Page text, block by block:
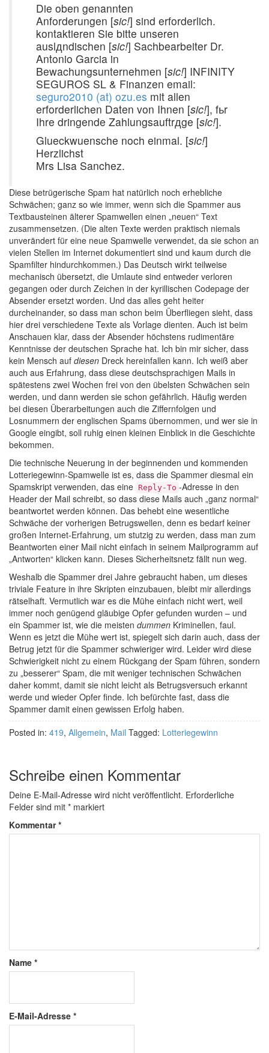
Die oben genannten
Anforderungen [sic!] sind erforderlich.
kontaktieren Sie bitte unseren
auslдndischen [sic!] Sachbearbeiter Dr.
Antonio Garcia in
Bewachungsunternehmen [sic!] INFINITY
SEGUROS SL & Finanzen email:
seguro2010 (at) ozu.es mit allen
erforderlichen Daten von Ihnen [sic!], fьr
Ihre dringende Zahlungsauftrдge [sic!].
Glueckwuensche noch einmal. [sic!]
Herzlichst
Mrs Lisa Sanchez.
Diese betrügerische Spam hat natürlich noch erhebliche
Schwächen; ganz so wie immer, wenn sich die Spammer aus
Textbausteinen älterer Spamwellen einen „neuen“ Text
zusammensetzen. (Die alten Texte werden praktisch niemals
unverändert für eine neue Spamwelle verwendet, da sie schon an
vielen Stellen im Internet dokumentiert sind und kaum durch die
Spamfilter hindurchkommen.) Das Deutsch wirkt teilweise
mechanisch übersetzt, die Umlaute sind entweder verloren
gegangen oder durch Zeichen in der kyrillischen Codepage der
Absender ersetzt worden. Und das alles geht heiter
durcheinander, so dass man schon beim Überfliegen sieht, dass
hier drei verschiedene Texte als Vorlage dienten. Auch ist beim
Anschauen klar, dass der Absender höchstens rudimentäre
Kenntnisse der deutschen Sprache hat. Ich bin mir sicher, dass
kein Mensch auf diesen Dreck hereinfallen kann. Ich weiß aber
auch aus Erfahrung, dass diese deutschsprachigen Mails in
spätestens zwei Wochen frei von den übelsten Schwächen sein
werden, und dann werden sie schon gefährlich. Häufig werden
bei diesen Überarbeitungen auch die Ziffernfolgen und
Losnummern der englischen Spams übernommen, und wer sie in
Google eingibt, soll ruhig einen kleinen Einblick in die Geschichte
bekommen.
Die technische Neuerung in der beginnenden und kommenden
Lotteriegewinn-Spamwelle ist es, dass die Spammer diesmal ein
Spamskript verwenden, das eine Reply-To -Adresse in den
Header der Mail schreibt, so dass diese Mails auch „ganz normal“
beantwortet werden können. Das behebt eine wesentliche
Schwäche der vorherigen Betrugswellen, denn es bedarf keiner
großen Internet-Erfahrung, um stutzig zu werden, dass man zum
Beantworten einer Mail nicht einfach in seinem Mailprogramm auf
„Antworten“ klicken kann. Dieses Sicherheitsnetz fällt nun weg.
Weshalb die Spammer drei Jahre gebraucht haben, um dieses
triviale Feature in ihre Skripten einzubauen, bleibt mir allerdings
rätselhaft. Vermutlich war es die Mühe einfach nicht wert, weil
immer noch genügend gläubige Opfer gefunden wurden – und
ein Spammer ist, wie die meisten dummen Kriminellen, faul.
Wenn es jetzt die Mühe wert ist, spiegelt sich darin auch, dass der
Betrug jetzt für die Spammer schwieriger wird. Leider wird diese
Schwierigkeit nicht zu einem Rückgang der Spam führen, sondern
zu „besserer“ Spam, die mit weniger technischen Schwächen
daher kommt, damit sie nicht leicht als Betrugsversuch erkannt
werde und wieder Opfer finde. Ich befürchte fast, dass die
Spammer damit einen gewissen Erfolg haben.
Posted in: 419, Allgemein, Mail Tagged: Lotteriegewinn
Schreibe einen Kommentar
Deine E-Mail-Adresse wird nicht veröffentlicht. Erforderliche
Felder sind mit * markiert
Kommentar*
Name *
E-Mail-Adresse *